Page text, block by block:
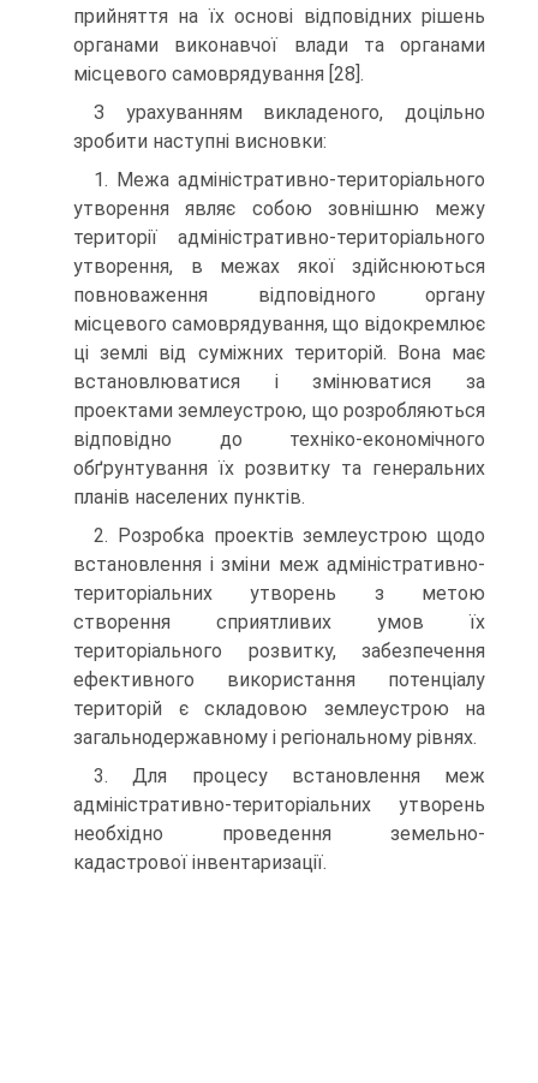
прийняття на їх основі відповідних рішень
органами виконавчої влади та органами
місцевого самоврядування [28].
З урахуванням викладеного, доцільно
зробити наступні висновки:
1. Межа адміністративно-територіального
утворення являє собою зовнішню межу
території адміністративно-територіального
утворення, в межах якої здійснюються
повноваження відповідного органу
місцевого самоврядування, що відокремлює
ці землі від суміжних територій. Вона має
встановлюватися і змінюватися за
проектами землеустрою, що розробляються
відповідно до техніко-економічного
обґрунтування їх розвитку та генеральних
планів населених пунктів.
2. Розробка проектів землеустрою щодо
встановлення і зміни меж адміністративно-
територіальних утворень з метою
створення сприятливих умов їх
територіального розвитку, забезпечення
ефективного використання потенціалу
територій є складовою землеустрою на
загальнодержавному і регіональному рівнях.
3. Для процесу встановлення меж
адміністративно-територіальних утворень
необхідно проведення земельно-
кадастрової інвентаризації.